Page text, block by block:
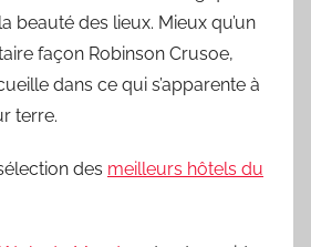
beauté des lieux. Mieux qu’un
façon Robinson Crusoe,
dans ce qui s’apparente à
terre.
des meilleurs hôtels du